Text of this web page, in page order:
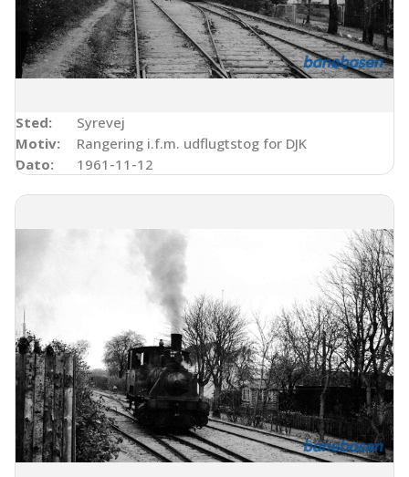
Sted:
Syrevej
Motiv:
Rangering i.f.m. udflugtstog for DJK
Dato:
1961-11-12